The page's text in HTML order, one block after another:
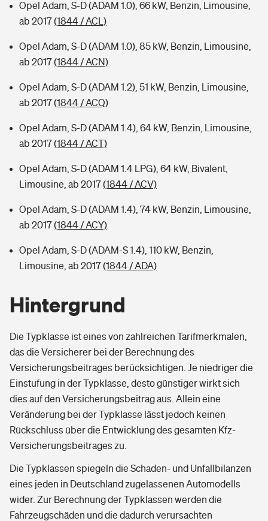
Opel Adam, S-D (ADAM 1.0), 66 kW, Benzin, Limousine,
ab 2017(1844 / ACL)
Opel Adam, S-D (ADAM 1.0), 85 kW, Benzin, Limousine,
ab 2017(1844 / ACN)
Opel Adam, S-D (ADAM 1.2), 51 kW, Benzin, Limousine,
ab 2017(1844 / ACQ)
Opel Adam, S-D (ADAM 1.4), 64 kW, Benzin, Limousine,
ab 2017(1844 / ACT)
Opel Adam, S-D (ADAM 1.4 LPG), 64 kW, Bivalent,
Limousine, ab 2017(1844 / ACV)
Opel Adam, S-D (ADAM 1.4), 74 kW, Benzin, Limousine,
ab 2017(1844 / ACY)
Opel Adam, S-D (ADAM-S 1.4), 110 kW, Benzin,
Limousine, ab 2017(1844 / ADA)
Hintergrund
Die Typklasse ist eines von zahlreichen Tarifmerkmalen,
das die Versicherer bei der Berechnung des
Versicherungsbeitrages berücksichtigen. Je niedriger die
Einstufung in der Typklasse, desto günstiger wirkt sich
dies auf den Versicherungsbeitrag aus. Allein eine
Veränderung bei der Typklasse lässt jedoch keinen
Rückschluss über die Entwicklung des gesamten Kfz-
Versicherungsbeitrages zu.
Die Typklassen spiegeln die Schaden- und Unfallbilanzen
eines jeden in Deutschland zugelassenen Automodells
wider. Zur Berechnung der Typklassen werden die
Fahrzeugschäden und die dadurch verursachten